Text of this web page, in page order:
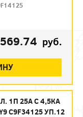
569.74 руб.
1П 25А С 4,5КА
C9F34125 УП.12